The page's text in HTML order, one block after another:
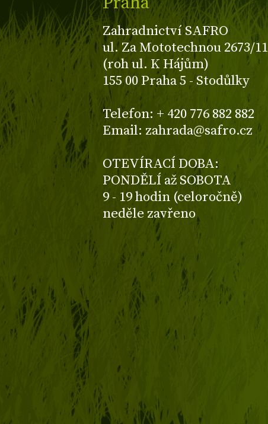
Zahradnictví SAFRO
ul. Za Mototechnou 2673/11
(roh ul. K Hájům)
155 00 Praha 5 - Stodůlky
Telefon: + 420 776 882 882
Email: zahrada@safro.cz
OTEVÍRACÍ DOBA:
PONDĚLÍ až SOBOTA
9 - 19 hodin (celoročně)
neděle zavřeno